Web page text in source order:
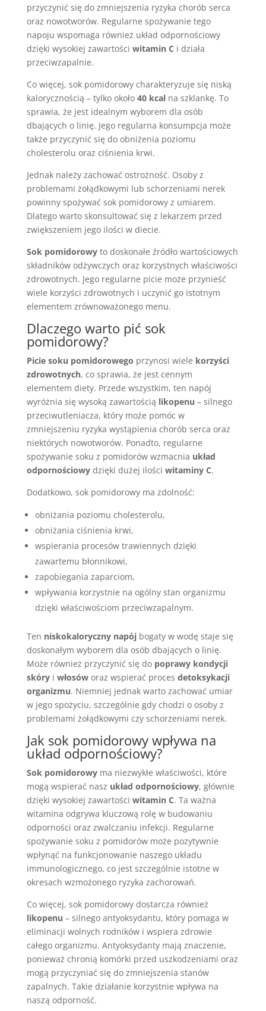
przyczynić się do zmniejszenia ryzyka chorób serca
oraz nowotworów. Regularne spożywanie tego
napoju wspomaga również układ odpornościowy
dzięki wysokiej zawartości witamin C i działa
przeciwzapalnie.
Co więcej, sok pomidorowy charakteryzuje się niską
kalorycznością – tylko około 40 kcalna szklankę. To
sprawia, że jest idealnym wyborem dla osób
dbających o linię. Jego regularna konsumpcja może
także przyczynić się do obniżenia poziomu
cholesterolu oraz ciśnienia krwi.
Jednak należy zachować ostrożność. Osoby z
problemami żołądkowymi lub schorzeniami nerek
powinny spożywać sok pomidorowy z umiarem.
Dlatego warto skonsultować się z lekarzem przed
zwiększeniem jego ilości w diecie.
Sok pomidorowyto doskonałe źródło wartościowych
składników odżywczych oraz korzystnych właściwości
zdrowotnych. Jego regularne picie może przynieść
wiele korzyści zdrowotnych i uczynić go istotnym
elementem zrównoważonego menu.
Dlaczego warto pić sok
pomidorowy?
Picie soku pomidorowego przynosi wiele korzyści
zdrowotnych, co sprawia, że jest cennym
elementem diety. Przede wszystkim, ten napój
wyróżnia się wysoką zawartością likopenu – silnego
przeciwutleniacza, który może pomóc w
zmniejszeniu ryzyka wystąpienia chorób serca oraz
niektórych nowotworów. Ponadto, regularne
spożywanie soku z pomidorów wzmacnia układ
odpornościowydzięki dużej ilości witaminy C.
Dodatkowo, sok pomidorowy ma zdolność:
obniżania poziomu cholesterolu,
obniżania ciśnienia krwi,
wspierania procesów trawiennych dzięki
zawartemu błonnikowi,
zapobiegania zaparciom,
wpływania korzystnie na ogólny stan organizmu
dzięki właściwościom przeciwzapalnym.
Ten niskokaloryczny napójbogaty w wodę staje się
doskonałym wyborem dla osób dbających o linię.
Może również przyczynić się do poprawy kondycji
skóryi włosóworaz wspierać proces detoksykacji
organizmu. Niemniej jednak warto zachować umiar
w jego spożyciu, szczególnie gdy chodzi o osoby z
problemami żołądkowymi czy schorzeniami nerek.
Jak sok pomidorowy wpływa na
układ odpornościowy?
Sok pomidorowyma niezwykłe właściwości, które
mogą wspierać nasz układ odpornościowy, głównie
dzięki wysokiej zawartości witamin C. Ta ważna
witamina odgrywa kluczową rolę w budowaniu
odporności oraz zwalczaniu infekcji. Regularne
spożywanie soku z pomidorów może pozytywnie
wpłynąć na funkcjonowanie naszego układu
immunologicznego, co jest szczególnie istotne w
okresach wzmożonego ryzyka zachorowań.
Co więcej, sok pomidorowy dostarcza również
likopenu – silnego antyoksydantu, który pomaga w
eliminacji wolnych rodników i wspiera zdrowie
całego organizmu. Antyoksydanty mają znaczenie,
ponieważ chronią komórki przed uszkodzeniami oraz
mogą przyczyniać się do zmniejszenia stanów
zapalnych. Takie działanie korzystnie wpływa na
naszą odporność.